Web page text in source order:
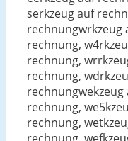
serkzeug auf
rechnungwrkzeug
rechnung,
rechnung,
rechnung,
rechnung,
rechnung,